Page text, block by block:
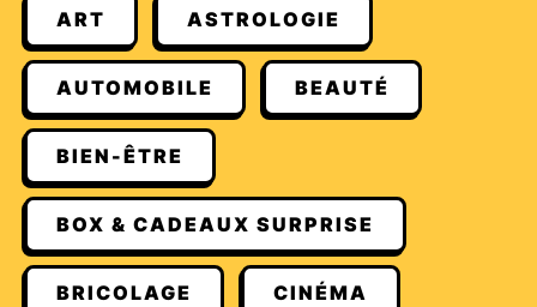
ART ASTROLOGIE
AUTOMOBILE BEAUTÉ
BIEN-ÊTRE
BOX & CADEAUX SURPRISE
BRICOLAGE CINÉMA